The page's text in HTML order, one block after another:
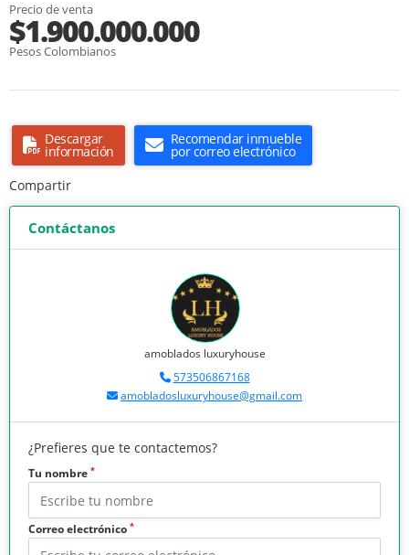
Precio de venta
$1.900.000.000
Pesos Colombianos
Descargar
información
Recomendar inmueble
por correo electrónico
Compartir
Contáctanos
amoblados luxuryhouse
573506867168
amobladosluxuryhouse@gmail.com
¿Prefieres que te contactemos?
Tu nombre *
Correo electrónico *